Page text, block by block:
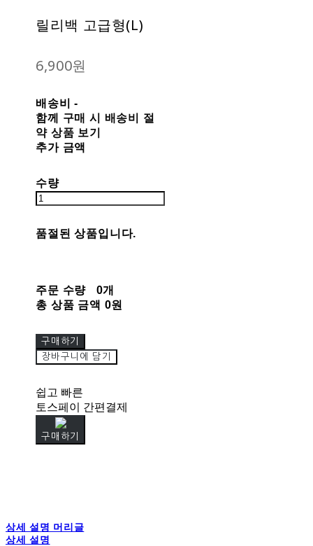
릴리백 고급형(L)
6,900원
배송비-
함께 구매 시 배송비 절
약 상품 보기
추가 금액
수량
품절된 상품입니다.
주문 수량
0개
총 상품 금액 0원
구매하기
장바구니에 담기
쉽고 빠른
토스페이 간편결제
구매하기
상세 설명 머리글
상세 설명